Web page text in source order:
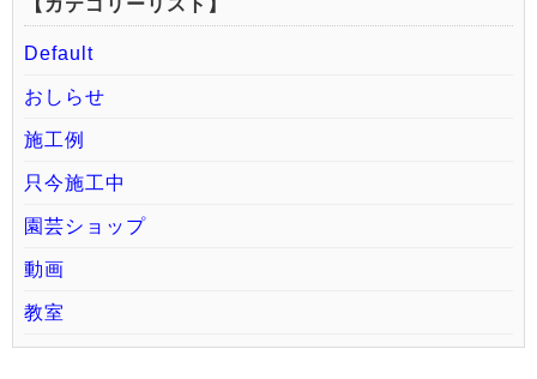
【カテゴリーリスト】
Default
おしらせ
施工例
只今施工中
園芸ショップ
動画
教室